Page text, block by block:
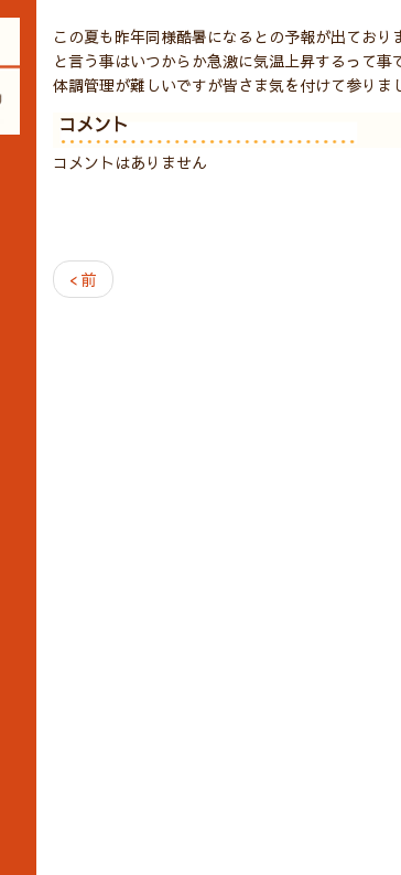
この夏も昨年同様酷暑になるとの予報が出ており
と言う事はいつからか急激に気温上昇するって事
体調管理が難しいですが皆さま気を付けて参りま
コメント
コメントはありません
< 前